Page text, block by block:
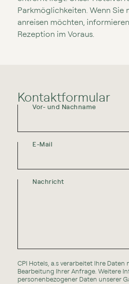
Parkmöglichkeiten. Wenn Sie
anreisen möchten,
Rezeption im Voraus.
Kontaktformular
Vor- und Nachname
E-Mail
Nachricht
CPI Hotels, a.s verarbeitet Ihre
Bearbeitung Ihrer Anfrage. Weitere
personenbezogener Daten unserer